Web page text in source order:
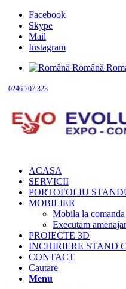
Facebook
Skype
Mail
Instagram
Română
0246.707.323
ACASA
SERVICII
PORTOFOLIU
MOBILIER
Mobila la
Executam
PROIECTE 3D
INCHIRIERE STAND
CONTACT
Cautare
Menu